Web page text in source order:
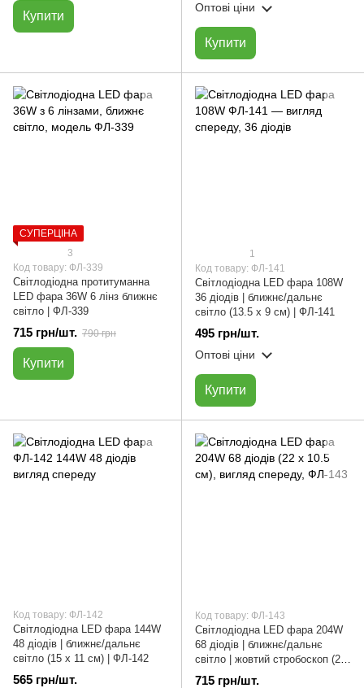
Купити
Оптові ціни
Купити
СУПЕРЦІНА
3
Код товару: ФЛ-339
Світлодіодна протитуманна
LED фара 36W 6 лінз ближнє
світло | ФЛ-339
715 грн/шт. 790 грн
Купити
1
Код товару: ФЛ-141
Світлодіодна LED фара 108W
36 діодів | ближнє/дальнє
світло (13.5 х 9 см) | ФЛ-141
495 грн/шт.
Оптові ціни
Купити
Код товару: ФЛ-142
Світлодіодна LED фара 144W
48 діодів | ближнє/дальнє
світло (15 х 11 см) | ФЛ-142
565 грн/шт.
Код товару: ФЛ-143
Світлодіодна LED фара 204W
68 діодів | ближнє/дальнє
світло | жовтий стробоскоп (22
х 10.5 см) | ФЛ-143
715 грн/шт.